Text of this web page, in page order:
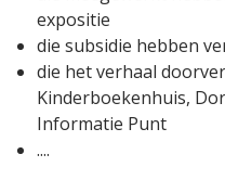
expositie
die subsidie hebben
die het verhaal
Kinderboekenhuis,
Informatie Punt
....